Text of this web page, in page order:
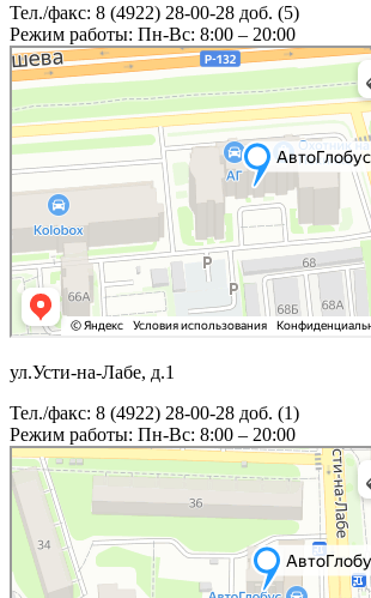
Тел./факс: 8 (4922) 28-00-28 доб. (5)
Режим работы: Пн-Вс: 8:00 – 20:00
ул.Усти-на-Лабе, д.1
Тел./факс: 8 (4922) 28-00-28 доб. (1)
Режим работы: Пн-Вс: 8:00 – 20:00